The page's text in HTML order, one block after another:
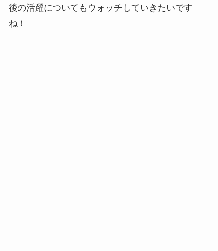
後の活躍についてもウォッチしていきたいです
ね！